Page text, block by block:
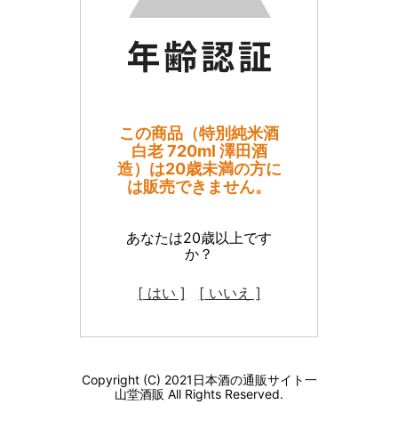
この商品（特別純米酒
白老 720ml 澤田酒
造）は20歳未満の方に
は販売できません。
あなたは20歳以上です
か？
[ はい ] [ いいえ ]
Copyright (C) 2021日本酒の通販サイト一
山堂酒販 All Rights Reserved.